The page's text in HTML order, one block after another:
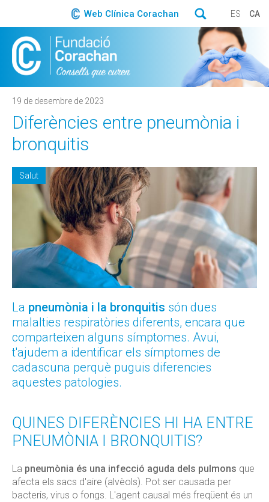
Web Clínica Corachan ES CA
19 de desembre de 2023
Diferències entre pneumònia i
bronquitis
Salut
La pneumònia i la bronquitis són dues
malalties respiratòries diferents, encara que
comparteixen alguns símptomes. Avui,
t'ajudem a identificar els símptomes de
cadascuna perquè puguis diferencies
aquestes patologies.
QUINES DIFERÈNCIES HI HA ENTRE
PNEUMÒNIA I BRONQUITIS?
La pneumònia és una infecció aguda dels pulmons que
afecta els sacs d'aire (alvèols). Pot ser causada per
bacteris, virus o fongs. L'agent causal més freqüent és un